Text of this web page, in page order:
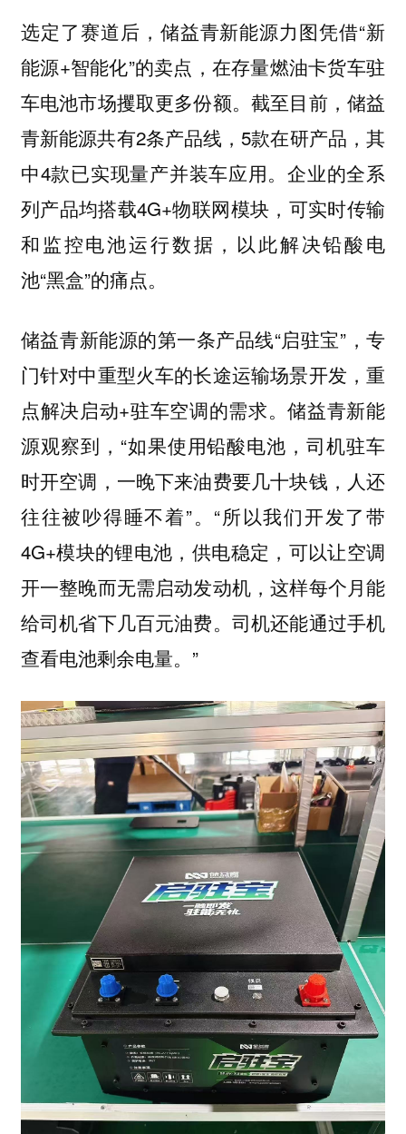
选定了赛道后，储益青新能源力图凭借“新
能源+智能化”的卖点，在存量燃油卡货车驻
车电池市场攫取更多份额。截至目前，储益
青新能源共有2条产品线，5款在研产品，其
中4款已实现量产并装车应用。企业的全系
列产品均搭载4G+物联网模块，可实时传输
和监控电池运行数据，以此解决铅酸电
池“黑盒”的痛点。
储益青新能源的第一条产品线“启驻宝”，专
门针对中重型火车的长途运输场景开发，重
点解决启动+驻车空调的需求。储益青新能
源观察到，“如果使用铅酸电池，司机驻车
时开空调，一晚下来油费要几十块钱，人还
往往被吵得睡不着”。“所以我们开发了带
4G+模块的锂电池，供电稳定，可以让空调
开一整晚而无需启动发动机，这样每个月能
给司机省下几百元油费。司机还能通过手机
查看电池剩余电量。”